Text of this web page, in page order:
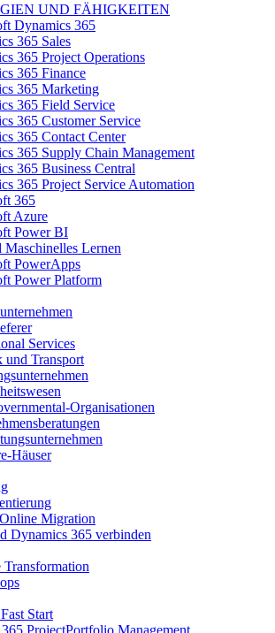
UND FÄHIGKEITEN
Dynamics 365
365 Sales
365 Project Operations
365 Finance
365 Marketing
365 Field Service
365 Customer Service
365 Contact Center
365 Supply Chain Management
365 Business Central
365 Project Service Automation
365
Azure
Power BI
Maschinelles Lernen
PowerApps
Power Platform
Services
und Transport
Organisationen
Häuser
Migration
Dynamics 365 verbinden
Start
ProjectPortfolio Management